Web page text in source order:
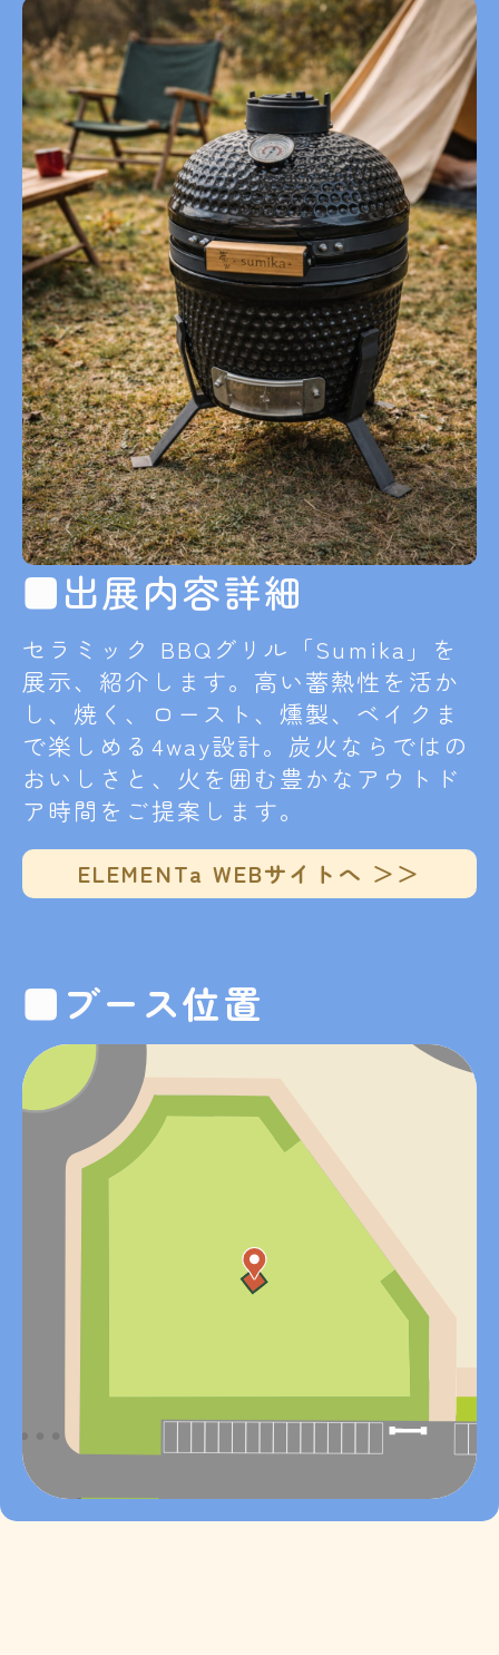
■出展内容詳細
セラミック BBQグリル「Sumika」を
展示、紹介します。高い蓄熱性を活か
し、焼く、ロースト、燻製、ベイクま
で楽しめる4way設計。炭火ならではの
おいしさと、火を囲む豊かなアウトド
ア時間をご提案します。
ELEMENTa WEBサイトへ ＞＞
■ブース位置